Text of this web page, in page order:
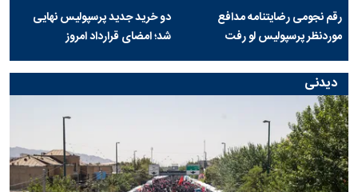
رقم نجومی رضایتنامه مدافع
موردنظر پرسپولیس لو رفت
دو خرید جدید پرسپولیس نهایی
شد؛ امضای قرارداد امروز
دیدنی